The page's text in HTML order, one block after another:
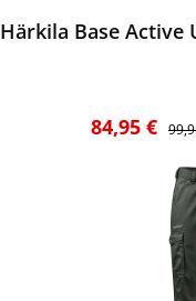
Härkila Base Active
84,95 €